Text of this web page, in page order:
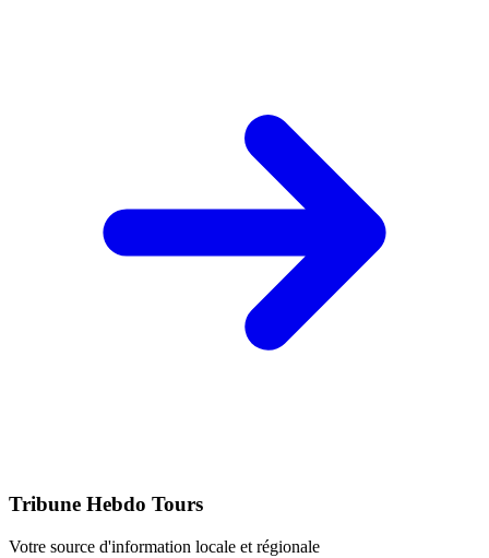
Tribune Hebdo Tours
Votre source d'information locale et régionale